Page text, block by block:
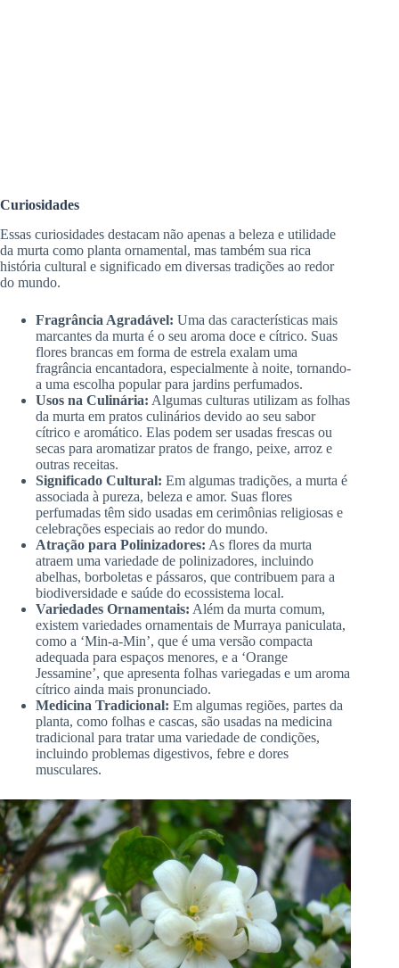
Curiosidades
Essas curiosidades destacam não apenas a beleza e utilidade
da murta como planta ornamental, mas também sua rica
história cultural e significado em diversas tradições ao redor
do mundo.
Fragrância Agradável: Uma das características mais
marcantes da murta é o seu aroma doce e cítrico. Suas
flores brancas em forma de estrela exalam uma
fragrância encantadora, especialmente à noite, tornando-
a uma escolha popular para jardins perfumados.
Usos na Culinária: Algumas culturas utilizam as folhas
da murta em pratos culinários devido ao seu sabor
cítrico e aromático. Elas podem ser usadas frescas ou
secas para aromatizar pratos de frango, peixe, arroz e
outras receitas.
Significado Cultural: Em algumas tradições, a murta é
associada à pureza, beleza e amor. Suas flores
perfumadas têm sido usadas em cerimônias religiosas e
celebrações especiais ao redor do mundo.
Atração para Polinizadores: As flores da murta
atraem uma variedade de polinizadores, incluindo
abelhas, borboletas e pássaros, que contribuem para a
biodiversidade e saúde do ecossistema local.
Variedades Ornamentais: Além da murta comum,
existem variedades ornamentais de Murraya paniculata,
como a ‘Min-a-Min’, que é uma versão compacta
adequada para espaços menores, e a ‘Orange
Jessamine’, que apresenta folhas variegadas e um aroma
cítrico ainda mais pronunciado.
Medicina Tradicional: Em algumas regiões, partes da
planta, como folhas e cascas, são usadas na medicina
tradicional para tratar uma variedade de condições,
incluindo problemas digestivos, febre e dores
musculares.